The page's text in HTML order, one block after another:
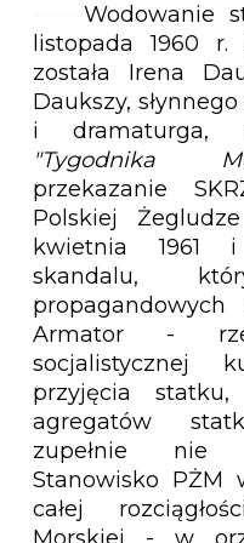
Wodowanie
listopada 1960
została Irena
Daukszy,
i dramaturga,
"Tygodnika
przekazanie
Polskiej
kwietnia 1961 i
skandalu,
Armator -
socjalistycznej
przyjęcia
agregatów
zupełnie nie
Stanowisko PŻM
całej